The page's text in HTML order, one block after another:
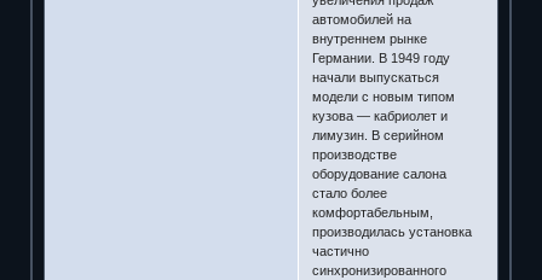
автомобилей на
внутреннем рынке
Германии. В 1949 году
начали выпускаться
модели с новым типом
кузова — кабриолет и
лимузин. В серийном
производстве
оборудование салона
стало более
комфортабельным,
производилась установка
частично
синхронизированного